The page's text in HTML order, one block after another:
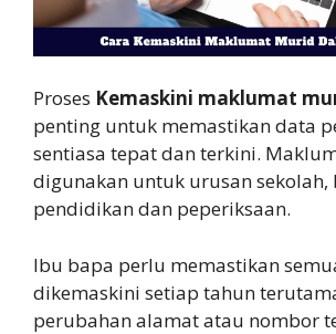
Proses Kemaskini maklumat
penting untuk memastikan data
sentiasa tepat dan terkini.
digunakan untuk urusan sekolah,
pendidikan dan peperiksaan.
Ibu bapa perlu memastikan
dikemaskini setiap tahun
perubahan alamat atau nombor